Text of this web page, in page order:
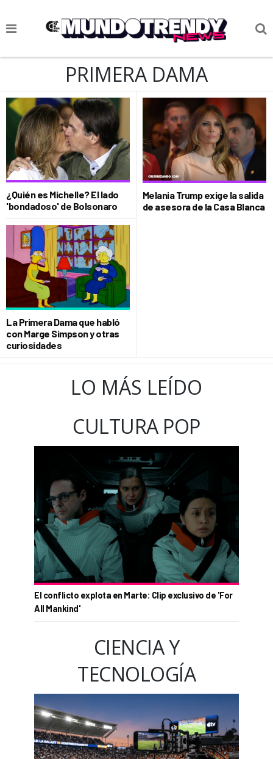
NOTICIAS
CIENCIA Y TECNOLOGÍA
VIDA
SOCIEDAD
CULTURIZANDO.COM
PRIMERA DAMA
¿Quién es Michelle? El lado
'bondadoso' de Bolsonaro
Melania Trump exige la salida
de asesora de la Casa Blanca
La Primera Dama que habló
con Marge Simpson y otras
curiosidades
LO MÁS LEÍDO
CULTURA POP
El conflicto explota en Marte: Clip exclusivo de 'For
All Mankind'
CIENCIA Y
TECNOLOGÍA